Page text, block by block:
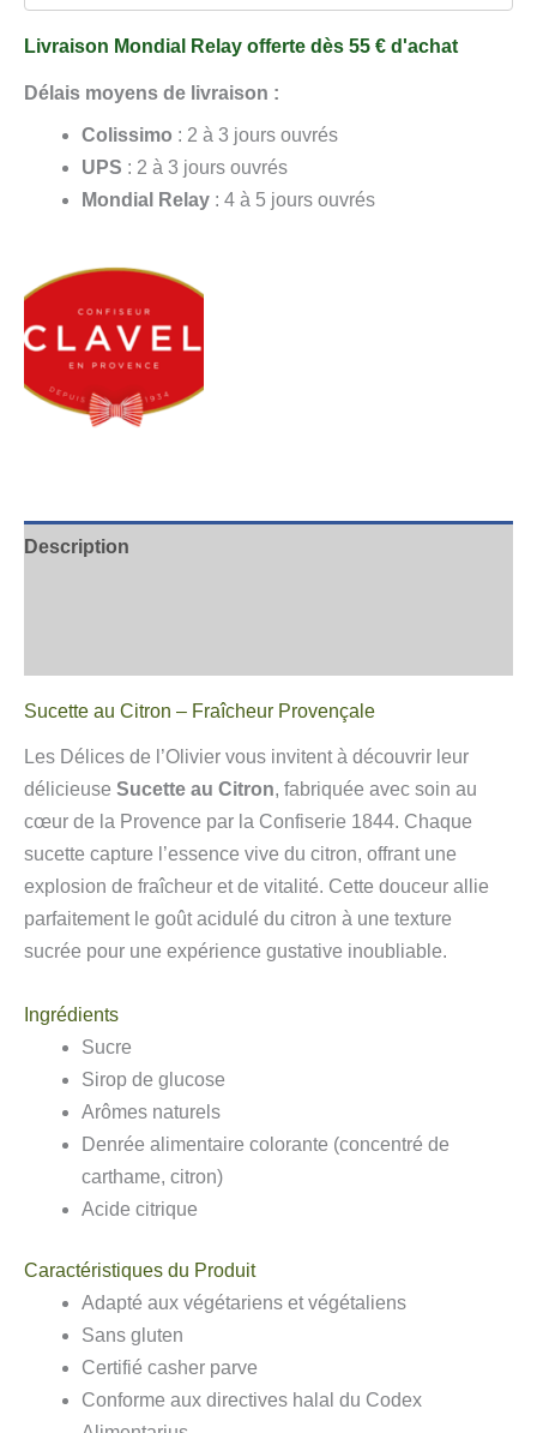
Livraison Mondial Relay offerte dès 55 € d'achat
Délais moyens de livraison :
Colissimo : 2 à 3 jours ouvrés
UPS : 2 à 3 jours ouvrés
Mondial Relay : 4 à 5 jours ouvrés
Description
Sucette au Citron – Fraîcheur Provençale
Les Délices de l’Olivier vous invitent à découvrir leur
délicieuse Sucette au Citron, fabriquée avec soin au
cœur de la Provence par la Confiserie 1844. Chaque
sucette capture l’essence vive du citron, offrant une
explosion de fraîcheur et de vitalité. Cette douceur allie
parfaitement le goût acidulé du citron à une texture
sucrée pour une expérience gustative inoubliable.
Ingrédients
Sucre
Sirop de glucose
Arômes naturels
Denrée alimentaire colorante (concentré de
carthame, citron)
Acide citrique
Caractéristiques du Produit
Adapté aux végétariens et végétaliens
Sans gluten
Certifié casher parve
Conforme aux directives halal du Codex